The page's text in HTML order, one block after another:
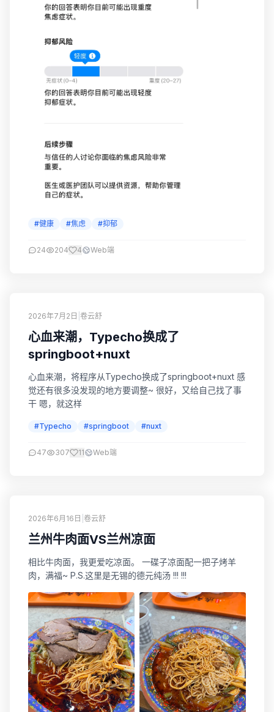
#健康 #焦虑 #抑郁
24 204 4 Web端
2026年7月2日 卷云舒
心血来潮，Typecho换成了
springboot+nuxt
心血来潮，将程序从Typecho换成了springboot+nuxt 感
觉还有很多没发现的地方要调整~ 很好，又给自己找了事
干 嗯，就这样
#Typecho #springboot #nuxt
47 307 11 Web端
2026年6月16日 卷云舒
兰州牛肉面VS兰州凉面
相比牛肉面，我更爱吃凉面。 一碟子凉面配一把子烤羊
肉，满福~ P.S.这里是无锡的德元纯汤 !!! !!!